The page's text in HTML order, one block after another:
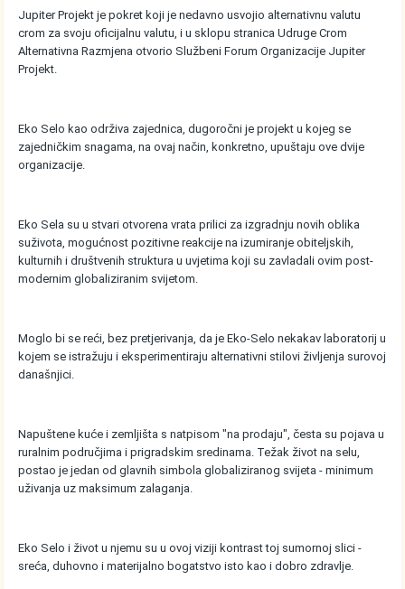
Jupiter Projekt je pokret koji je nedavno usvojio alternativnu valutu
crom za svoju oficijalnu valutu, i u sklopu stranica Udruge Crom
Alternativna Razmjena otvorio Službeni Forum Organizacije Jupiter
Projekt.
Eko Selo kao održiva zajednica, dugoročni je projekt u kojeg se
zajedničkim snagama, na ovaj način, konkretno, upuštaju ove dvije
organizacije.
Eko Sela su u stvari otvorena vrata prilici za izgradnju novih oblika
suživota, mogućnost pozitivne reakcije na izumiranje obiteljskih,
kulturnih i društvenih struktura u uvjetima koji su zavladali ovim post-
modernim globaliziranim svijetom.
Moglo bi se reći, bez pretjerivanja, da je Eko-Selo nekakav laboratorij u
kojem se istražuju i eksperimentiraju alternativni stilovi življenja surovoj
današnjici.
Napuštene kuće i zemljišta s natpisom "na prodaju", česta su pojava u
ruralnim područjima i prigradskim sredinama. Težak život na selu,
postao je jedan od glavnih simbola globaliziranog svijeta - minimum
uživanja uz maksimum zalaganja.
Eko Selo i život u njemu su u ovoj viziji kontrast toj sumornoj slici -
sreća, duhovno i materijalno bogatstvo isto kao i dobro zdravlje.